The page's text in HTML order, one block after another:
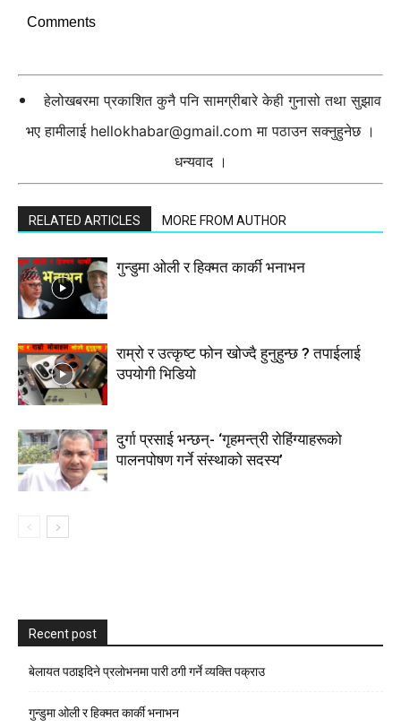
Comments
हेलोखबरमा प्रकाशित कुनै पनि सामग्रीबारे केही गुनासो तथा सुझाव
भए हामीलाई hellokhabar@gmail.com मा पठाउन सक्नुहुनेछ ।
धन्यवाद ।
RELATED ARTICLES MORE FROM AUTHOR
गुन्डुमा ओली र हिक्मत कार्की भनाभन
राम्रो र उत्कृष्ट फोन खोज्दै हुनुहुन्छ ? तपाईलाई
उपयोगी भिडियो
दुर्गा प्रसाई भन्छन्- ‘गृहमन्त्री रोहिंग्याहरूको
पालनपोषण गर्ने संस्थाको सदस्य’
Recent post
बेलायत पठाइदिने प्रलाेभनमा पारी ठगी गर्ने व्यक्ति पक्राउ
गुन्डुमा ओली र हिक्मत कार्की भनाभन